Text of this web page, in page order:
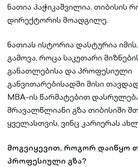
ნათია პაჭიკაშვილია, თიბისის
დირექტორის მოადგილე.
ნათიას ისტორია დასტურია
გამოვა, როცა საკუთარი
განათლებისა და პროფესიული
განვითარებისადმი მისი
MBA-ის წარმატებით
მრავალწლიანი გზა თიბისიში
ყველასთვის, ვინც კარიერას
მოგვიყევით, როგორ დაიწყო
პროფესიული გზა?